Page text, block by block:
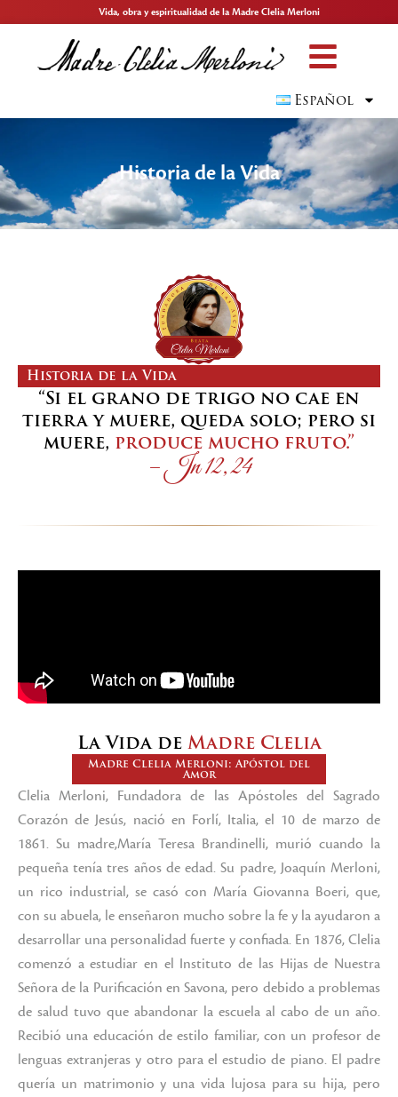
Vida, obra y espiritualidad de la Madre Clelia Merloni
Español
Historia de la Vida
Historia de la Vida
“Si el grano de trigo no cae en
tierra y muere, queda solo; pero si
muere, produce mucho fruto.”
– Jn 12, 24
La Vida deMadre Clelia
Madre Clelia Merloni: Apóstol del
Amor
Clelia Merloni, Fundadora de las Apóstoles del Sagrado
Corazón de Jesús, nació en Forlí, Italia, el 10 de marzo de
1861. Su madre,María Teresa Brandinelli, murió cuando la
pequeña tenía tres años de edad. Su padre, Joaquín Merloni,
un rico industrial, se casó con María Giovanna Boeri, que,
con su abuela, le enseñaron mucho sobre la fe y la ayudaron a
desarrollar una personalidad fuerte y confiada. En 1876, Clelia
comenzó a estudiar en el Instituto de las Hijas de Nuestra
Señora de la Purificación en Savona, pero debido a problemas
de salud tuvo que abandonar la escuela al cabo de un año.
Recibió una educación de estilo familiar, con un profesor de
lenguas extranjeras y otro para el estudio de piano. El padre
quería un matrimonio y una vida lujosa para su hija, pero